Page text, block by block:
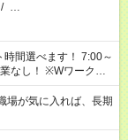
/ …
ワークの
業はご案内できませ
会保険への加入対象
原則禁止）により、
合があります
が気に入れば、長期